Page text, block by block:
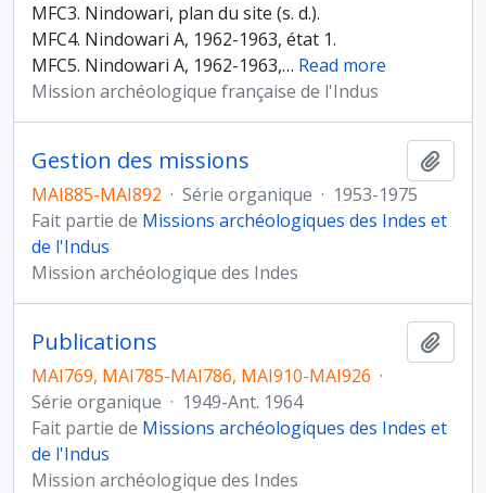
MFC3. Nindowari, plan du site (s. d.).
MFC4. Nindowari A, 1962-1963, état 1.
MFC5. Nindowari A, 1962-1963,… Read more
Mission archéologique française de l'Indus
Gestion des missions
MAI885-MAI892 · Série organique · 1953-1975
Fait partie de Missions archéologiques des Indes et
de l'Indus
Mission archéologique des Indes
Publications
MAI769, MAI785-MAI786, MAI910-MAI926 ·
Série organique · 1949-Ant. 1964
Fait partie de Missions archéologiques des Indes et
de l'Indus
Mission archéologique des Indes